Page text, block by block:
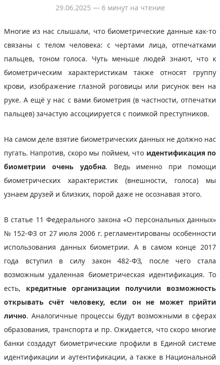
29.06.2025 — 6 минут на чтение
Многие из нас слышали, что биометрические данные как-то
связаны с телом человека: с чертами лица, отпечатками
пальцев, тоном голоса. Чуть меньше людей знают, что к
биометрическим характеристикам также относят группу
крови, изображение глазной роговицы или рисунок вен на
руке. А ещё у нас с вами биометрия (в частности, отпечатки
пальцев) зачастую ассоциируется с поимкой преступников.
На самом деле взятие биометрических данных не должно нас
пугать. Напротив, скоро мы поймем, что идентификация по
биометрии очень удобна. Ведь именно при помощи
биометрических характеристик (внешности, голоса) мы
узнаем друзей и близких, порой даже не осознавая этого.
В статье 11 Федерального закона «О персональных данных»
№ 152-ФЗ от 27 июля 2006 г. регламентированы особенности
использования данных биометрии. А в самом конце 2017
года вступил в силу закон 482-ФЗ, после чего стала
возможным удаленная биометрическая идентификация. То
есть, кредитные организации получили возможность
открывать счёт человеку, если он не может прийти
лично. Аналогичные процессы будут возможными в сферах
образования, транспорта и пр. Ожидается, что скоро многие
банки создадут биометрические профили в Единой системе
идентификации и аутентификации, а также в Национальной